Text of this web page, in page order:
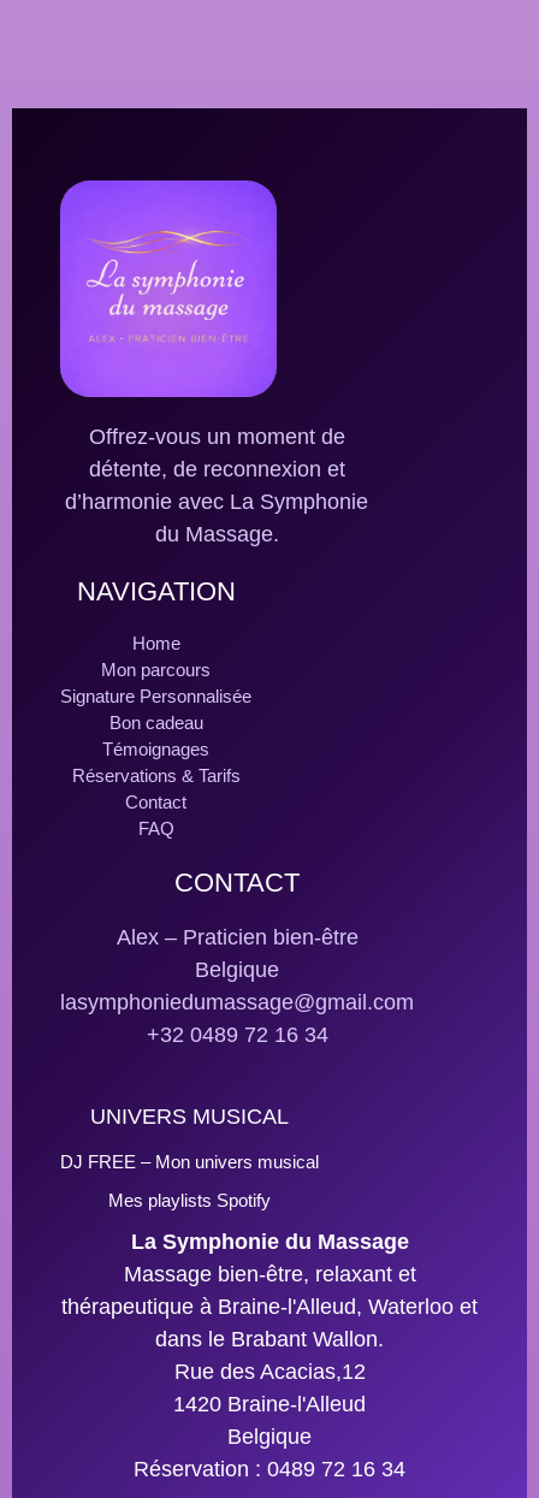
Offrez-vous un moment de
détente, de reconnexion et
d’harmonie avec La Symphonie
du Massage.
NAVIGATION
Home
Mon parcours
Signature Personnalisée
Bon cadeau
Témoignages
Réservations & Tarifs
Contact
FAQ
CONTACT
Alex – Praticien bien-être
Belgique
lasymphoniedumassage@gmail.com
+32 0489 72 16 34
UNIVERS MUSICAL
DJ FREE – Mon univers musical
Mes playlists Spotify
La Symphonie du Massage
Massage bien-être, relaxant et
thérapeutique à Braine-l'Alleud, Waterloo et
dans le Brabant Wallon.
Rue des Acacias,12
1420 Braine-l'Alleud
Belgique
Réservation : 0489 72 16 34